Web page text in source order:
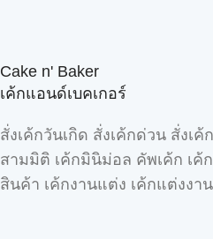
Cake n' Baker
เค้กแอนด์เบคเกอร์
สั่งเค้กวันเกิด สั่งเค้กด่วน สั่งเ
สามมิติ เค้กมินิม่อล คัพเค้ก เค้
สินค้า เค้กงานแต่ง เค้กแต่งงา